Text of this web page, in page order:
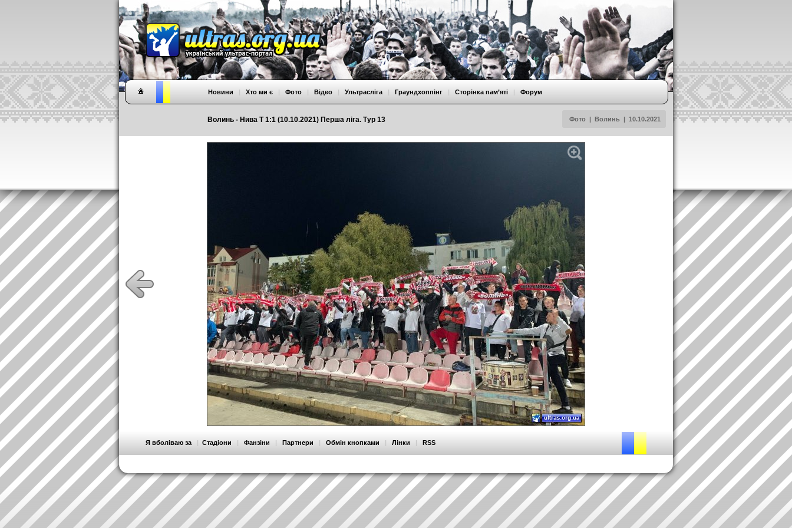
Волинь - Нива Т 1:1 (10.10.2021) Перша ліга. Тур 13 Фото | Волинь | 10.10.2021
Новини | Хто ми є | Фото | Відео | Ультрасліга | Граундхоппінг | Сторінка пам’яті | Форум
Я вболіваю за | Стадіони | Фанзіни | Партнери | Обмін кнопками | Лінки | RSS